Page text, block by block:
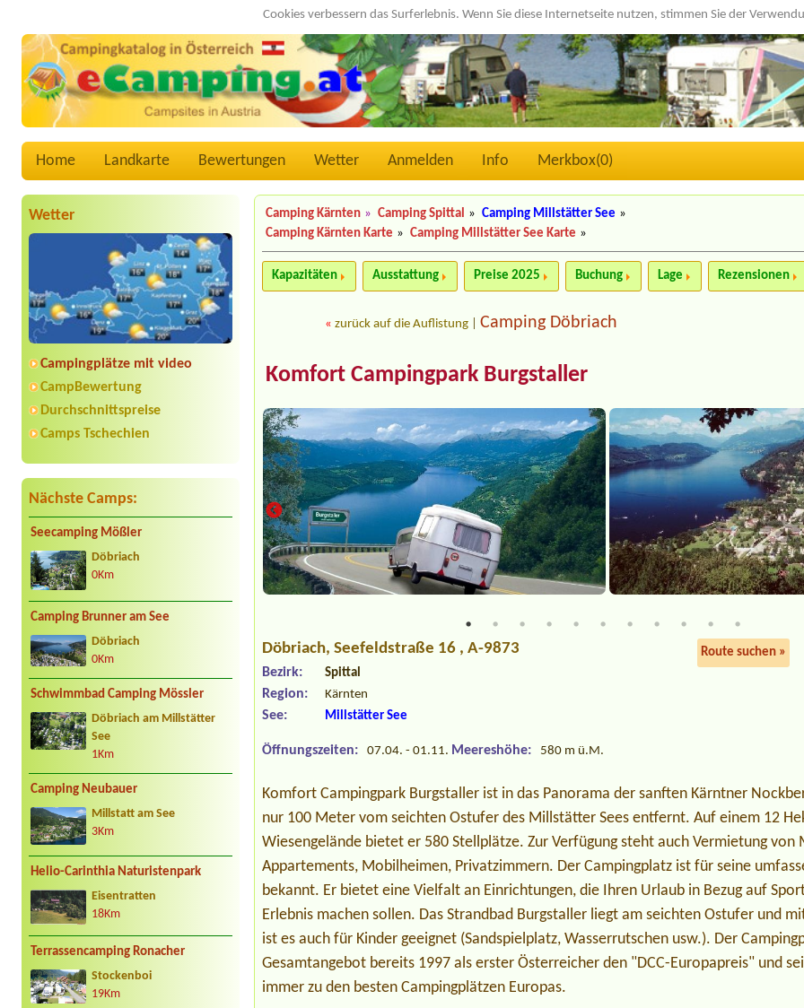
Cookies verbessern das Surferlebnis. Wenn Sie diese Internetseite nutzen, stimmen Sie der
Home Landkarte Bewertungen Wetter Anmelden Info Merkbox(0)
Wetter
Campingplätze mit video
CampBewertung
Durchschnittspreise
Camps Tschechien
Nächste Camps:
Seecamping Mößler
Döbriach
0Km
Camping Brunner am See
Döbriach
0Km
Schwimmbad Camping Mössler
Döbriach am Millstätter
See
1Km
Camping Neubauer
Millstatt am See
3Km
Helio-Carinthia Naturistenpark
Eisentratten
18Km
Terrassencamping Ronacher
Stockenboi
19Km
Camping Kärnten » Camping Spittal » Camping Millstätter See »
Camping Kärnten Karte » Camping Millstätter See Karte »
Kapazitäten Ausstattung Preise 2025 Buchung Lage Rezensionen
«zurück auf die Auflistung |Camping Döbriach
Komfort Campingpark Burgstaller
Döbriach, Seefeldstraße 16 , A-9873 Route suchen »
Bezirk: Spittal
Region: Kärnten
See: Millstätter See
Öffnungszeiten: 07.04. - 01.11. Meereshöhe: 580 m ü.M.
Komfort Campingpark Burgstaller ist in das Panorama der sanften Kärntner
nur 100 Meter vom seichten Ostufer des Millstätter Sees entfernt. Auf einem 12
Wiesengelände bietet er 580 Stellplätze. Zur Verfügung steht auch Vermietung von
Appartements, Mobilheimen, Privatzimmern. Der Campingplatz ist für seine
bekannt. Er bietet eine Vielfalt an Einrichtungen, die Ihren Urlaub in Bezug auf
Erlebnis machen sollen. Das Strandbad Burgstaller liegt am seichten Ostufer und
ist es auch für Kinder geeignet (Sandspielplatz, Wasserrutschen usw.). Der
Gesamtangebot bereits 1997 als erster Österreicher den "DCC-Europapreis" und
immer zu den besten Campingplätzen Europas.